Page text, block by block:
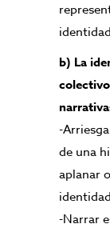
b) La
-
de una
aplanar
-Narrar